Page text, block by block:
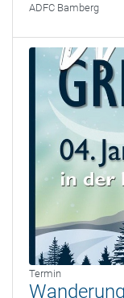
ADFC Bamberg
Termin